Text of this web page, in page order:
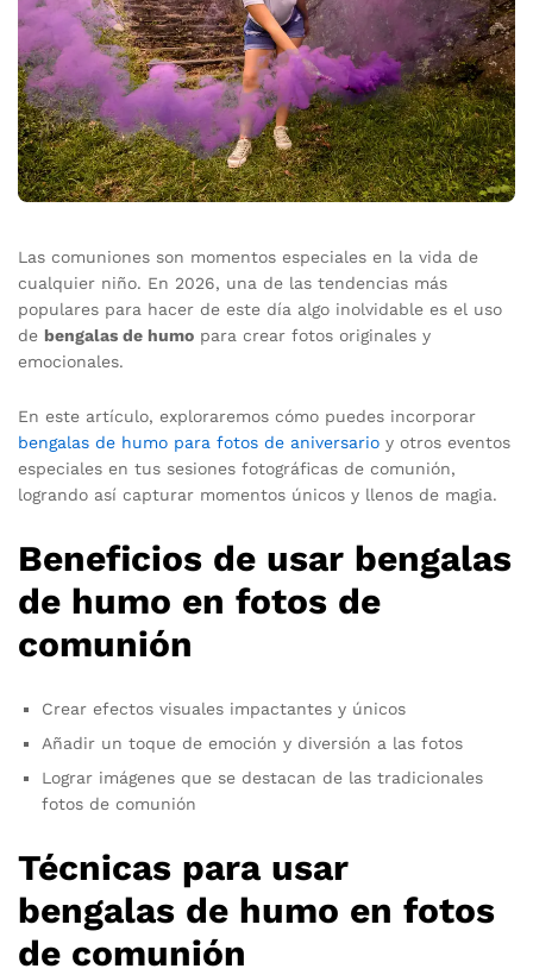
Las comuniones son momentos especiales en la vida de
cualquier niño. En 2026, una de las tendencias más
populares para hacer de este día algo inolvidable es el uso
de bengalas de humo para crear fotos originales y
emocionales.
En este artículo, exploraremos cómo puedes incorporar
bengalas de humo para fotos de aniversario y otros eventos
especiales en tus sesiones fotográficas de comunión,
logrando así capturar momentos únicos y llenos de magia.
Beneficios de usar bengalas
de humo en fotos de
comunión
Crear efectos visuales impactantes y únicos
Añadir un toque de emoción y diversión a las fotos
Lograr imágenes que se destacan de las tradicionales
fotos de comunión
Técnicas para usar
bengalas de humo en fotos
de comunión